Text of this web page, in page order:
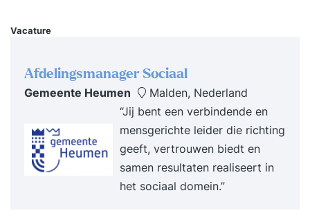
vervreemdingssaldo, sleutelovereenkomsten en
overdrachtsbelasting. KEW, SEW en BEW: Krijg
inzicht in de mogelijkheden en beperkingen van
deze vermogensopbouwproducten en adviseer
over voortzetting of afkoop. Voor wie is deze
training bedoeld? Deze training is geschikt voor
financieel en hypotheekadviseurs die hun klanten
Vacature
Afdelingsmanager Sociaal
Gemeente Heumen
Malden, Nederland
“Jij bent een verbindende en
mensgerichte leider die richting
geeft, vertrouwen biedt en
samen resultaten realiseert in
het sociaal domein.”